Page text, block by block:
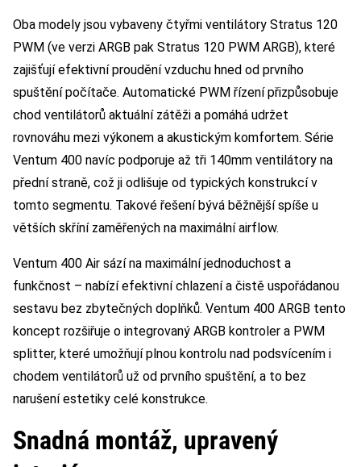
Oba modely jsou vybaveny čtyřmi ventilátory Stratus 120
PWM (ve verzi ARGB pak Stratus 120 PWM ARGB), které
zajišťují efektivní proudění vzduchu hned od prvního
spuštění počítače. Automatické PWM řízení přizpůsobuje
chod ventilátorů aktuální zátěži a pomáhá udržet
rovnováhu mezi výkonem a akustickým komfortem. Série
Ventum 400 navíc podporuje až tři 140mm ventilátory na
přední straně, což ji odlišuje od typických konstrukcí v
tomto segmentu. Takové řešení bývá běžnější spíše u
větších skříní zaměřených na maximální airflow.
Ventum 400 Air sází na maximální jednoduchost a
funkčnost – nabízí efektivní chlazení a čistě uspořádanou
sestavu bez zbytečných doplňků. Ventum 400 ARGB tento
koncept rozšiřuje o integrovaný ARGB kontroler a PWM
splitter, které umožňují plnou kontrolu nad podsvícením i
chodem ventilátorů už od prvního spuštění, a to bez
narušení estetiky celé konstrukce.
Snadná montáž, upravený